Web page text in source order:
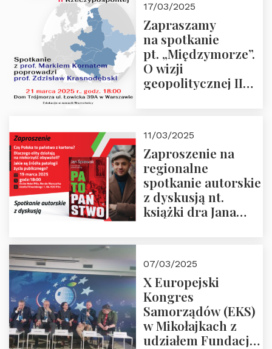
“Rosja-Niemcy…”
17/03/2025
Zapraszamy
na spotkanie
pt. „Międzymorze”.
O wizji
geopolitycznej II
i prof.
Krasnodębski
11/03/2025
Zaproszenie na
regionalne
spotkanie autorskie
z dyskusją nt.
książki dra Jana
07/03/2025
X Europejski
Kongres
Samorządów (EKS)
w Mikołajkach z
udziałem Fundacji